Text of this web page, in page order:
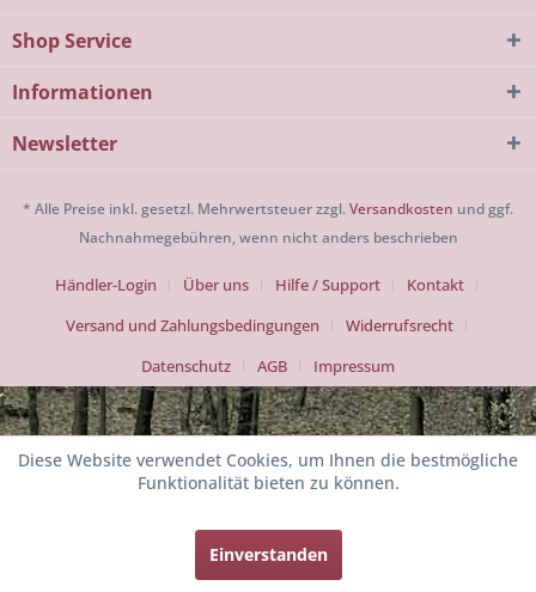
Shop Service
Informationen
Newsletter
* Alle Preise inkl. gesetzl. Mehrwertsteuer zzgl.Versandkosten und ggf.
Nachnahmegebühren, wenn nicht anders beschrieben
Händler-Login Über uns Hilfe / Support
Kontakt
Versand und Zahlungsbedingungen
Widerrufsrecht
Datenschutz
AGB Impressum
Diese Website verwendet Cookies, um Ihnen die bestmögliche
Funktionalität bieten zu können.
Einverstanden